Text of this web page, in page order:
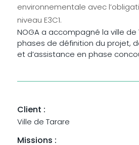
environnementale avec
niveau E3C1.
NOGA a accompagné la ville de
phases de définition du projet,
et d’assistance en phase
Client :
Ville de Tarare
Missions :